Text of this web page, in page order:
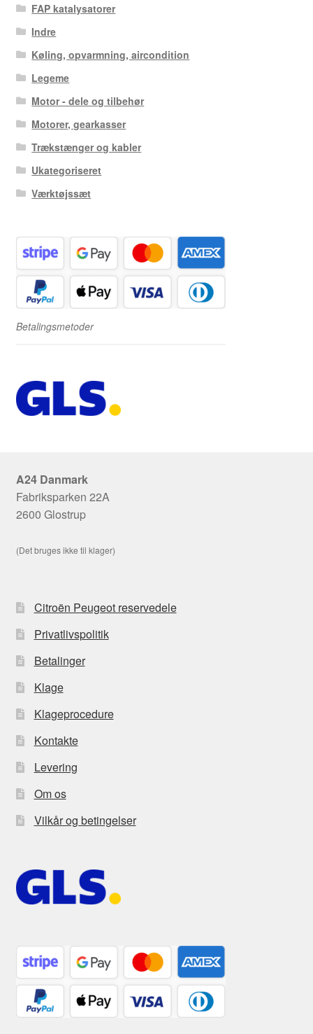
FAP katalysatorer
Indre
Køling, opvarmning, aircondition
Legeme
Motor - dele og tilbehør
Motorer, gearkasser
Trækstænger og kabler
Ukategoriseret
Værktøjssæt
Betalingsmetoder
A24 Danmark
Fabriksparken 22A
2600 Glostrup
(Det bruges ikke til klager)
Citroën Peugeot reservedele
Privatlivspolitik
Betalinger
Klage
Klageprocedure
Kontakte
Levering
Om os
Vilkår og betingelser